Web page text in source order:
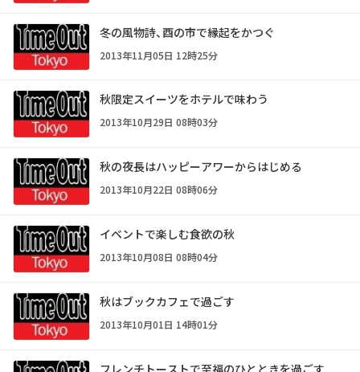
冬の風物詩、酉の市で縁起をかつぐ
2013年11月05日 12時25分
秋限定スイーツをホテルで味わう
2013年10月29日 08時03分
秋の夜長はハッピーアワーからはじめる
2013年10月22日 08時06分
イベントで楽しむ食欲の秋
2013年10月08日 08時04分
秋はブックカフェで過ごす
2013年10月01日 14時01分